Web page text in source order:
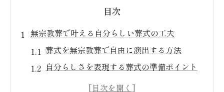
目次
無宗教葬で叶える自分らしい葬式の工夫
葬式を無宗教葬で自由に演出する方法
自分らしさを表現する葬式の準備ポイント
無宗教葬で実現するオリジナルな葬式体験